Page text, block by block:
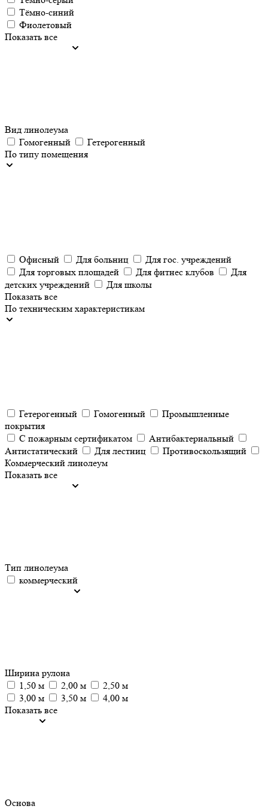
Тёмно-синий
Фиолетовый
Показать все
Вид линолеума
Гомогенный
Гетерогенный
По типу помещения
Офисный Для больниц
Для гос. учреждений
Для торговых площадей
Для фитнес клубов
Для
детских учреждений
Для школы
Показать все
По техническим характеристикам
Гетерогенный Гомогенный
Промышленные
покрытия
С пожарным сертификатом
Антибактериальный
Антистатический
Для лестниц
Противоскользящий
Коммерческий линолеум
Показать все
Тип линолеума
коммерческий
Ширина рулона
1,50 м
2,00 м
2,50 м
3,00 м
3,50 м
4,00 м
Показать все
Основа